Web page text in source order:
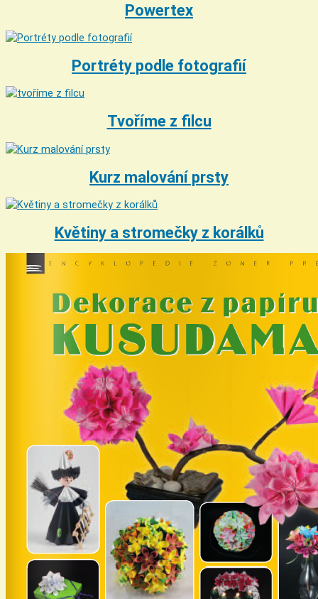
Powertex
Portréty podle fotografií
Tvoříme z filcu
Kurz malování prsty
Květiny a stromečky z korálků